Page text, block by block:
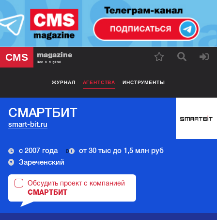
CMS magazine
Все о digital
ЖУРНАЛ АГЕНТСТВА ИНСТРУМЕНТЫ
СМАРТБИТ
smart-bit.ru
с 2007 года 0
от 30 тыс до 1,5 млн руб
Зареченский
Обсудить проект с компанией
СМАРТБИТ